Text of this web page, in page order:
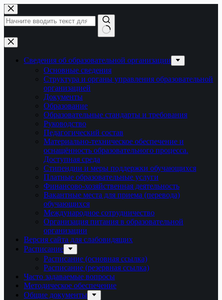
Перейти
к
сути
Ничего
не
найденоСведения об образовательной организации
Основные сведения
Структура и органы управления образовательной
организацией
Документы
Образование
Образовательные стандарты и требования
Руководство
Педагогический состав
Материально-техническое обеспечение и
оснащённость образовательного процесса.
Доступная среда
Стипендии и меры поддержки обучающихся
Платные образовательные услуги
Финансово-хозяйственная деятельность
Вакантные места для приема (перевода)
обучающихся
Международное сотрудничество
Организация питания в образовательной
организации
Версия сайта для слабовидящих
Расписание
Расписание (основная ссылка)
Расписание (резервная ссылка)
Часто задаваемые вопросы
Методическое обеспечение
Общие документы